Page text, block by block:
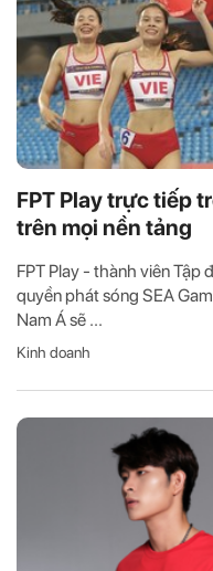
FPT Play trực tiếp
trên mọi nền tảng
FPT Play - thành viên Tập
quyền phát sóng SEA
Nam Á sẽ ...
Kinh doanh